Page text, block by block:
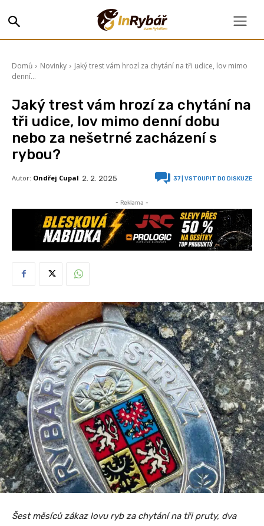
Domů Novinky
Jaký trest vám hrozí za chytání na tři udice, lov mimo
denní...
Jaký trest vám hrozí za chytání na
tři udice, lov mimo denní dobu
nebo za nešetrné zacházení s
rybou?
Autor: Ondřej Cupal 2. 2. 2025 37| VSTOUPIT DO DISKUZE
- Reklama -
Šest měsíců zákaz lovu ryb za chytání na tři pruty, dva